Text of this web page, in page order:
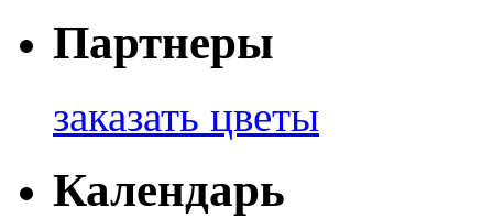
Партнеры
заказать цветы
Календарь